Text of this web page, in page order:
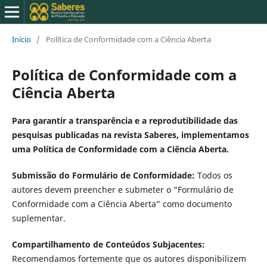
Início / Política de Conformidade com a Ciência Aberta
Política de Conformidade com a
Ciência Aberta
Para garantir a transparência e a reprodutibilidade das
pesquisas publicadas na revista Saberes, implementamos
uma Política de Conformidade com a Ciência Aberta.
Submissão do Formulário de Conformidade: Todos os
autores devem preencher e submeter o “Formulário de
Conformidade com a Ciência Aberta” como documento
suplementar.
Compartilhamento de Conteúdos Subjacentes:
Recomendamos fortemente que os autores disponibilizem